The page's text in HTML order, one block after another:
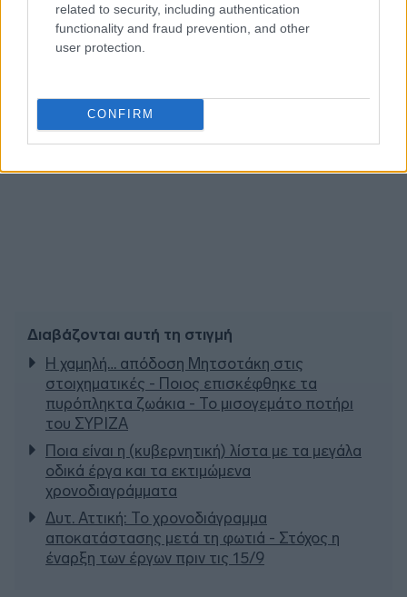
related to security, including authentication
functionality and fraud prevention, and other
user protection.
CONFIRM
Διαβάζονται αυτή τη στιγμή
Η χαμηλή… απόδοση Μητσοτάκη στις
στοιχηματικές - Ποιος επισκέφθηκε τα
πυρόπληκτα ζωάκια - Το μισογεμάτο ποτήρι
του ΣΥΡΙΖΑ
Ποια είναι η (κυβερνητική) λίστα με τα μεγάλα
οδικά έργα και τα εκτιμώμενα
χρονοδιαγράμματα
Δυτ. Αττική: Το χρονοδιάγραμμα
αποκατάστασης μετά τη φωτιά - Στόχος η
έναρξη των έργων πριν τις 15/9